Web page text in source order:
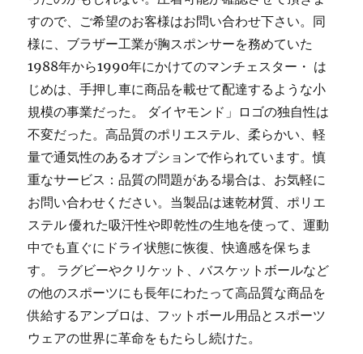
すので、ご希望のお客様はお問い合わせ下さい。同
様に、ブラザー工業が胸スポンサーを務めていた
1988年から1990年にかけてのマンチェスター・ は
じめは、手押し車に商品を載せて配達するような小
規模の事業だった。 ダイヤモンド」ロゴの独自性は
不変だった。高品質のポリエステル、柔らかい、軽
量で通気性のあるオプションで作られています。慎
重なサービス：品質の問題がある場合は、お気軽に
お問い合わせください。当製品は速乾材質、ポリエ
ステル 優れた吸汗性や即乾性の生地を使って、運動
中でも直ぐにドライ状態に恢復、快適感を保ちま
す。 ラグビーやクリケット、バスケットボールなど
の他のスポーツにも長年にわたって高品質な商品を
供給するアンブロは、フットボール用品とスポーツ
ウェアの世界に革命をもたらし続けた。